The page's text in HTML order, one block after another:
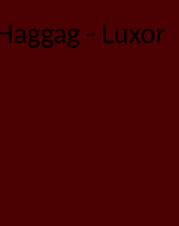
- Luxor